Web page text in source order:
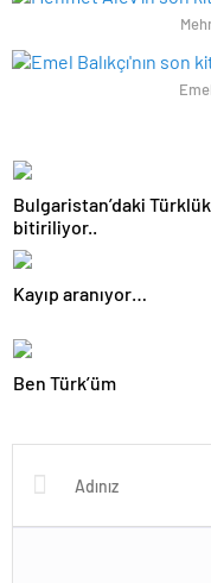
Bulgaristan’daki Türklük
bitiriliyor..
Kayıp aranıyor…
Ben Türk’üm